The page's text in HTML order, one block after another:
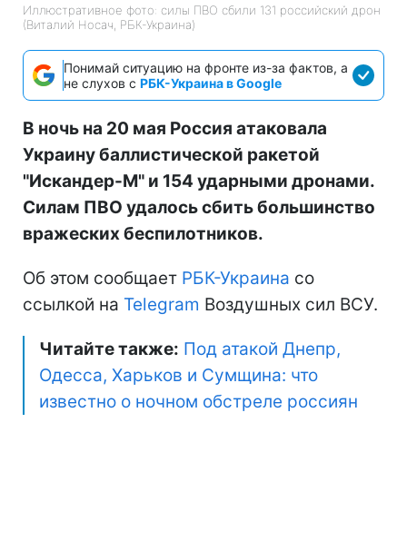
Иллюстративное фото: силы ПВО сбили 131 российский дрон
(Виталий Носач, РБК-Украина)
Понимай ситуацию на фронте из-за фактов, а
не слухов с РБК-Украина в Google
В ночь на 20 мая Россия атаковала
Украину баллистической ракетой
"Искандер-М" и 154 ударными дронами.
Силам ПВО удалось сбить большинство
вражеских беспилотников.
Об этом сообщает РБК-Украина со
ссылкой на Telegram Воздушных сил ВСУ.
Читайте также: Под атакой Днепр,
Одесса, Харьков и Сумщина: что
известно о ночном обстреле россиян